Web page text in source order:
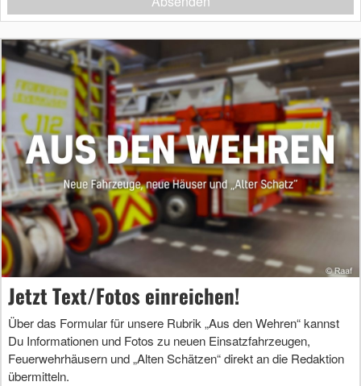
Jetzt Text/Fotos einreichen!
Über das Formular für unsere Rubrik „Aus den Wehren“ kannst
Du Informationen und Fotos zu neuen Einsatzfahrzeugen,
Feuerwehrhäusern und „Alten Schätzen“ direkt an die Redaktion
übermitteln.